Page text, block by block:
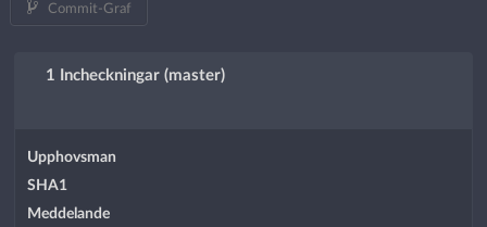
Commit-Graf
1 Incheckningar (master)
Upphovsman
SHA1
Meddelande